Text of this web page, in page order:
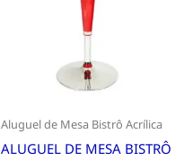
Aluguel de Mesa Bistrô Acrílica
ALUGUEL DE MESA BISTRÔ